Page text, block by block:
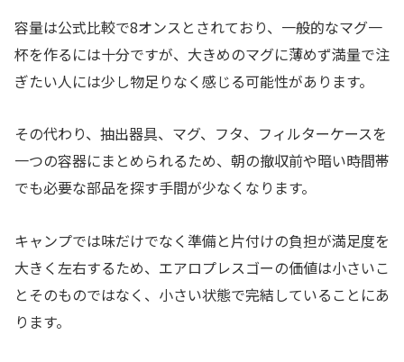
容量は公式比較で8オンスとされており、一般的なマグ一
杯を作るには十分ですが、大きめのマグに薄めず満量で注
ぎたい人には少し物足りなく感じる可能性があります。
その代わり、抽出器具、マグ、フタ、フィルターケースを
一つの容器にまとめられるため、朝の撤収前や暗い時間帯
でも必要な部品を探す手間が少なくなります。
キャンプでは味だけでなく準備と片付けの負担が満足度を
大きく左右するため、エアロプレスゴーの価値は小さいこ
とそのものではなく、小さい状態で完結していることにあ
ります。